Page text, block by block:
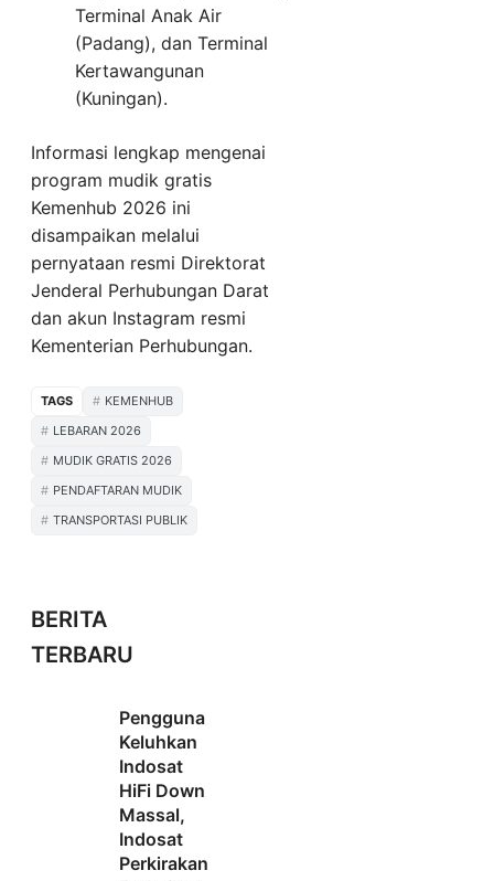
Terminal Anak Air
(Padang), dan Terminal
Kertawangunan
(Kuningan).
Informasi lengkap mengenai
program mudik gratis
Kemenhub 2026 ini
disampaikan melalui
pernyataan resmi Direktorat
Jenderal Perhubungan Darat
dan akun Instagram resmi
Kementerian Perhubungan.
TAGS
KEMENHUB
LEBARAN 2026
MUDIK GRATIS 2026
PENDAFTARAN MUDIK
TRANSPORTASI PUBLIK
BERITA
TERBARU
Pengguna
Keluhkan
Indosat
HiFi Down
Massal,
Indosat
Perkirakan